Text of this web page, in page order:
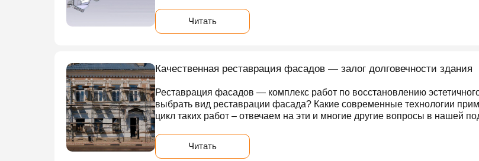
Читать
Качественная реставрация фасадов — залог долговечности здания
Реставрация фасадов — комплекс работ по восстановлению
выбрать вид реставрации фасада? Какие современные технологии
цикл таких работ – отвечаем на эти и многие другие вопросы в нашей
Читать